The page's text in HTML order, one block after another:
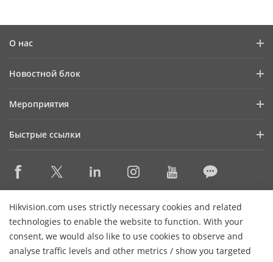
Hikvision.com uses strictly necessary cookies and related
technologies to enable the website to function. With your
consent, we would also like to use cookies to observe and
analyse traffic levels and other metrics / show you targeted
О нас
Информационная безопасность
Контактная информация
Новостной блок
Истории успеха
HikSnap
Мероприятия
Быстрые ссылки
Где купить
Основные технологии
Карта сайта
Контактная информация
Подписаться на рассылку